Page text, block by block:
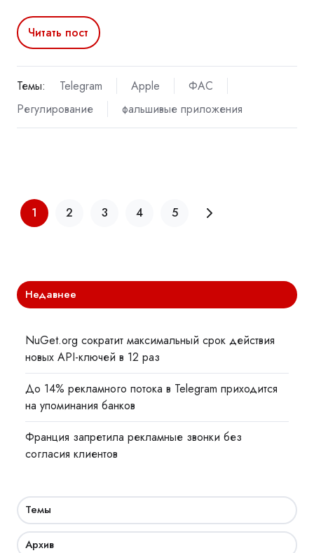
Читать пост
Темы: Telegram Apple
ФАС
Регулирование
фальшивые приложения
1 2 3 4 5
Недавнее
NuGet.org сократит максимальный срок действия
новых API-ключей в 12 раз
До 14% рекламного потока в Telegram приходится
на упоминания банков
Франция запретила рекламные звонки без
согласия клиентов
Темы
Архив